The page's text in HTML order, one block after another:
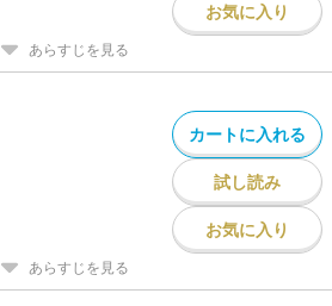
お気に入り
あらすじを見る
カートに入れる
試し読み
お気に入り
あらすじを見る